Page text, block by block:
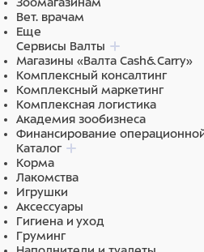
Вет. врачам
Еще
Сервисы Валты
Магазины «Валта Cash&Carry»
Комплексный консалтинг
Комплексный маркетинг
Комплексная логистика
Академия зообизнеса
Финансирование
Каталог
Корма
Лакомства
Игрушки
Аксессуары
Гигиена и уход
Груминг